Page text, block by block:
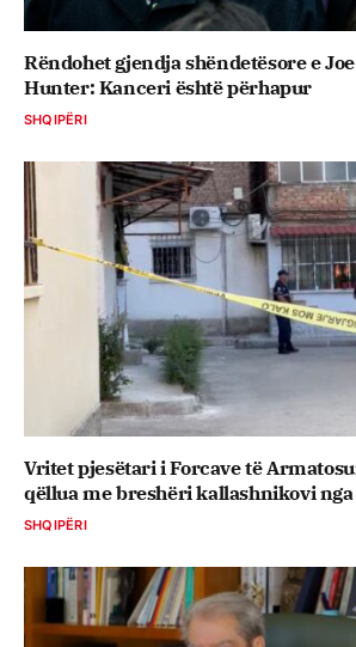
Rëndohet gjendja shëndetësore e
Hunter: Kanceri është përhapur
SHQIPËRI
Vritet pjesëtari i Forcave të
qëllua me breshëri kallashnikovi
SHQIPËRI